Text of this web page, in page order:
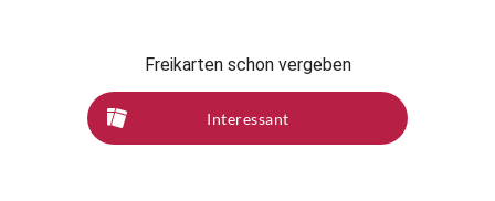
Freikarten schon vergeben
Interessant